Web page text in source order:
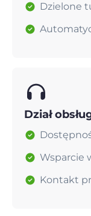
Dzielone
Dział
Wsparcie
Kontakt